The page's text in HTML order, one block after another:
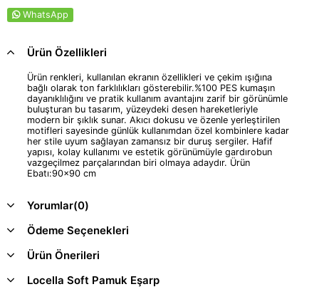
WhatsApp
Ürün Özellikleri
Ürün renkleri, kullanılan ekranın özellikleri ve çekim ışığına
bağlı olarak ton farklılıkları gösterebilir.%100 PES kumaşın
dayanıklılığını ve pratik kullanım avantajını zarif bir görünümle
buluşturan bu tasarım, yüzeydeki desen hareketleriyle
modern bir şıklık sunar. Akıcı dokusu ve özenle yerleştirilen
motifleri sayesinde günlük kullanımdan özel kombinlere kadar
her stile uyum sağlayan zamansız bir duruş sergiler. Hafif
yapısı, kolay kullanımı ve estetik görünümüyle gardırobun
vazgeçilmez parçalarından biri olmaya adaydır. Ürün
Ebatı:90x90 cm
Yorumlar(0)
Ödeme Seçenekleri
Ürün Önerileri
Locella Soft Pamuk Eşarp